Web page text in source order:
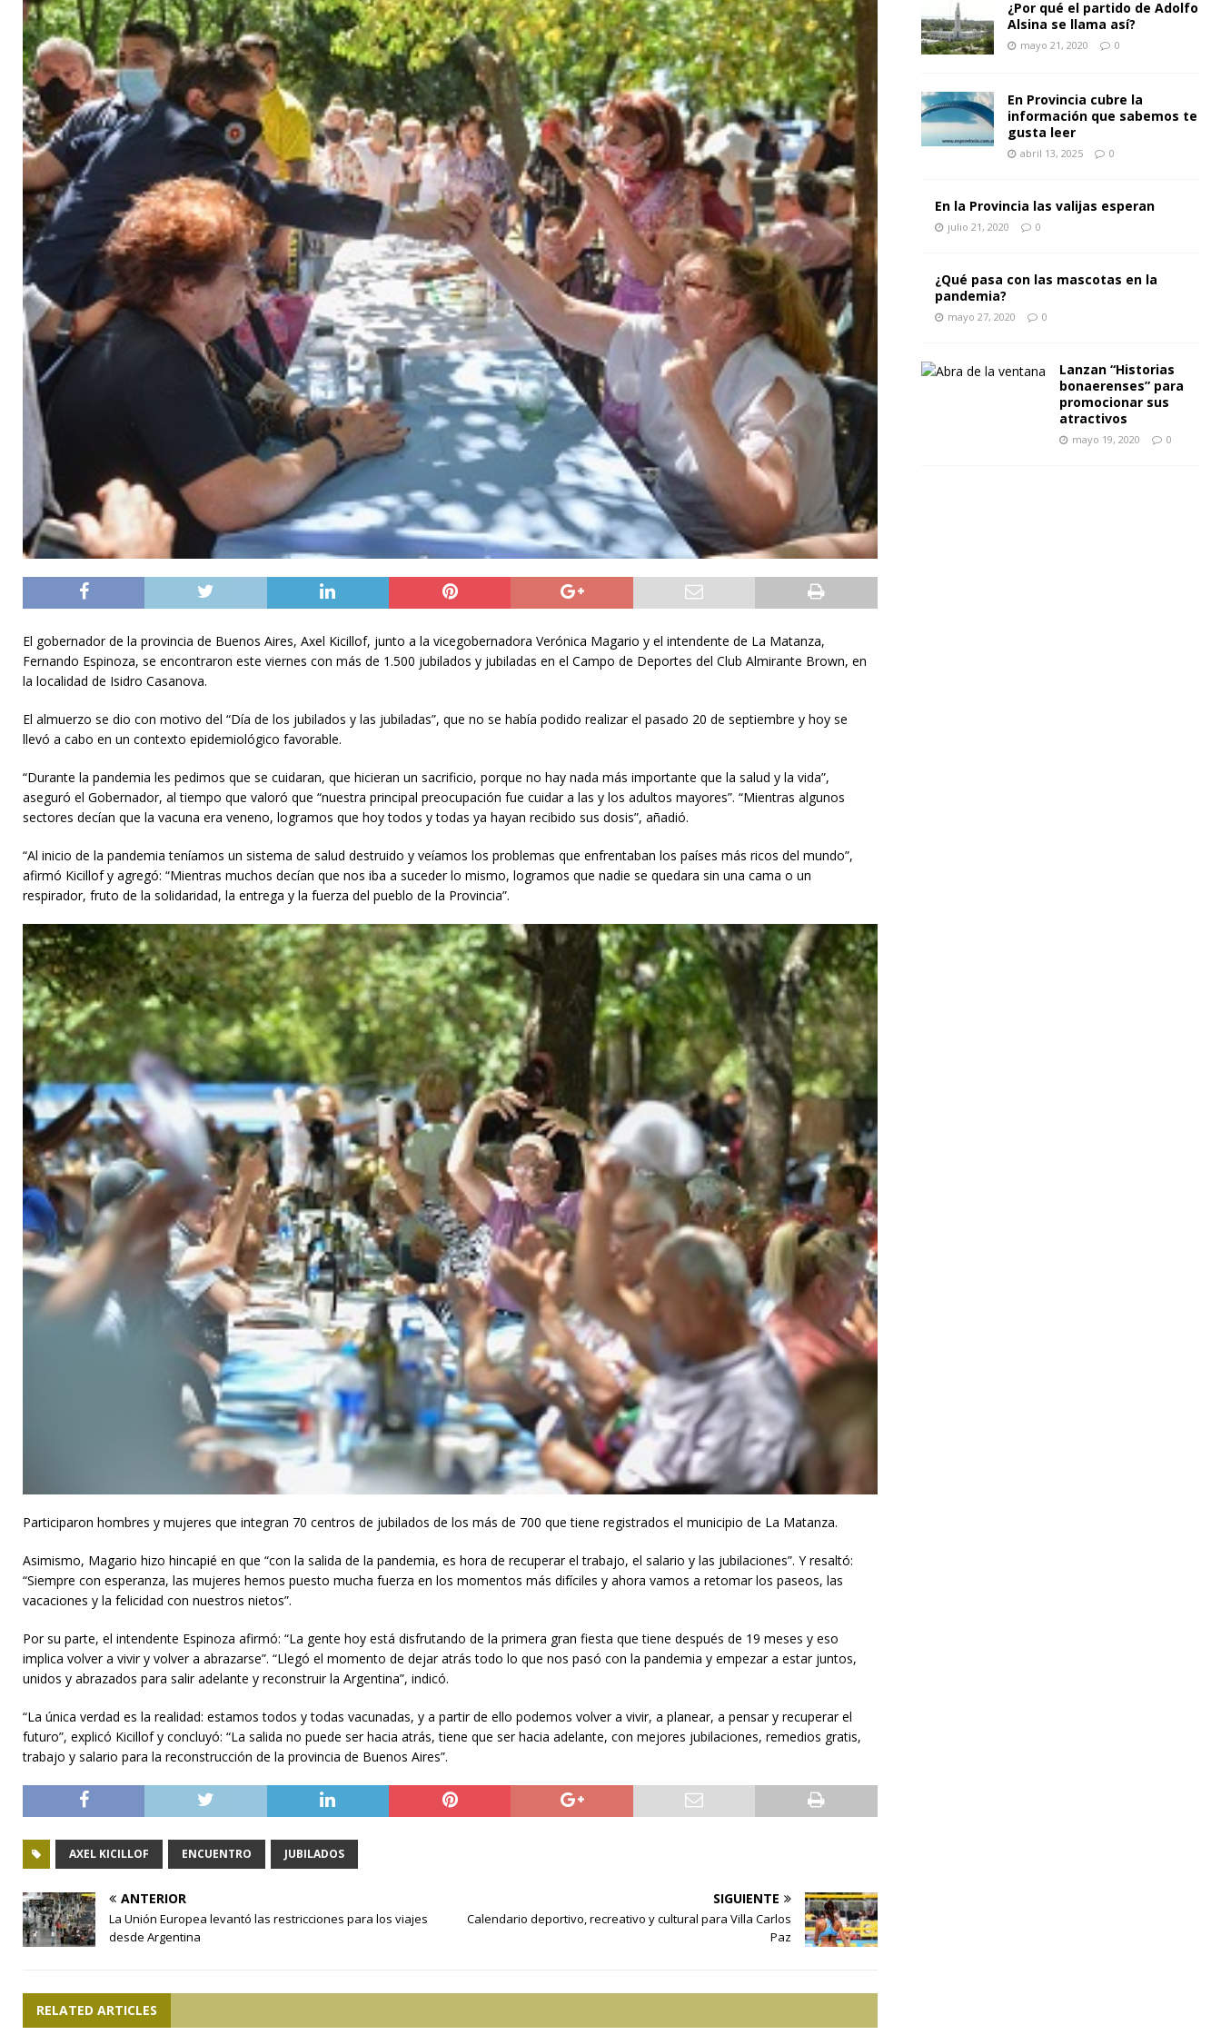
El gobernador de la provincia de Buenos Aires, Axel Kicillof, junto a la vicegobernadora Verónica Magario y el intendente de La Matanza,
Fernando Espinoza, se encontraron este viernes con más de 1.500 jubilados y jubiladas en el Campo de Deportes del Club Almirante Brown, en
la localidad de Isidro Casanova.
El almuerzo se dio con motivo del “Día de los jubilados y las jubiladas”, que no se había podido realizar el pasado 20 de septiembre y hoy se
llevó a cabo en un contexto epidemiológico favorable.
“Durante la pandemia les pedimos que se cuidaran, que hicieran un sacrificio, porque no hay nada más importante que la salud y la vida”,
aseguró el Gobernador, al tiempo que valoró que “nuestra principal preocupación fue cuidar a las y los adultos mayores”. “Mientras algunos
sectores decían que la vacuna era veneno, logramos que hoy todos y todas ya hayan recibido sus dosis”, añadió.
“Al inicio de la pandemia teníamos un sistema de salud destruido y veíamos los problemas que enfrentaban los países más ricos del mundo”,
afirmó Kicillof y agregó: “Mientras muchos decían que nos iba a suceder lo mismo, logramos que nadie se quedara sin una cama o un
respirador, fruto de la solidaridad, la entrega y la fuerza del pueblo de la Provincia”.
Participaron hombres y mujeres que integran 70 centros de jubilados de los más de 700 que tiene registrados el municipio de La Matanza.
Asimismo, Magario hizo hincapié en que “con la salida de la pandemia, es hora de recuperar el trabajo, el salario y las jubilaciones”. Y resaltó:
“Siempre con esperanza, las mujeres hemos puesto mucha fuerza en los momentos más difíciles y ahora vamos a retomar los paseos, las
vacaciones y la felicidad con nuestros nietos”.
Por su parte, el intendente Espinoza afirmó: “La gente hoy está disfrutando de la primera gran fiesta que tiene después de 19 meses y eso
implica volver a vivir y volver a abrazarse”. “Llegó el momento de dejar atrás todo lo que nos pasó con la pandemia y empezar a estar juntos,
unidos y abrazados para salir adelante y reconstruir la Argentina”, indicó.
“La única verdad es la realidad: estamos todos y todas vacunadas, y a partir de ello podemos volver a vivir, a planear, a pensar y recuperar el
futuro”, explicó Kicillof y concluyó: “La salida no puede ser hacia atrás, tiene que ser hacia adelante, con mejores jubilaciones, remedios gratis,
trabajo y salario para la reconstrucción de la provincia de Buenos Aires”.
AXEL KICILLOF ENCUENTRO JUBILADOS
ANTERIOR
La Unión Europea levantó las restricciones para los viajes
desde Argentina
SIGUIENTE
Calendario deportivo, recreativo y cultural para Villa Carlos
Paz
RELATED ARTICLES
¿Por qué el partido de Adolfo
Alsina se llama así?
mayo 21, 2020 0
En Provincia cubre la
información que sabemos te
gusta leer
abril 13, 2025 0
En la Provincia las valijas esperan
julio 21, 2020 0
¿Qué pasa con las mascotas en la
pandemia?
mayo 27, 2020 0
Lanzan “Historias
bonaerenses” para
promocionar sus
atractivos
mayo 19, 2020 0